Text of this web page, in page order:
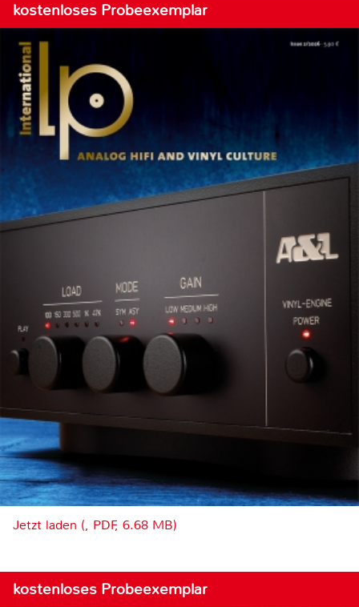
kostenloses Probeexemplar
Jetzt laden (, PDF, 6.68 MB)
kostenloses Probeexemplar